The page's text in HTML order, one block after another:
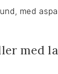
med
med